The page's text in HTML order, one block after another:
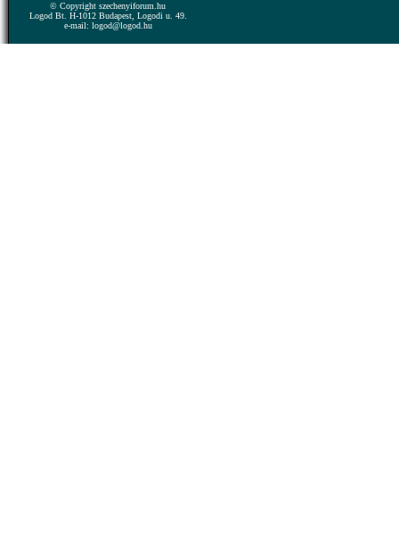
© Copyright szechenyiforum.hu
Logod Bt. H-1012 Budapest, Logodi u. 49.
e-mail: logod@logod.hu